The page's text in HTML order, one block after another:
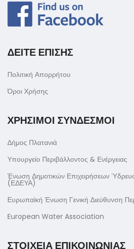
ΔΕΙΤΕ ΕΠΙΣΗΣ
Πολιτική Απορρήτου
Όροι Χρήσης
ΧΡΗΣΙΜΟΙ ΣΥΝΔΕΣΜΟΙ
Δήμος Πλατανιά
Υπουργείο Περιβάλλοντος & Ενέργειας
Ένωση Δημοτικών Επιχειρήσεων
(ΕΔΕΥΑ)
Ευρωπαϊκή Ένωση Γενική Διεύθυνση
European Water Association
ΣΤΟΙΧΕΙΑ ΕΠΙΚΟΙΝΩΝΙΑΣ